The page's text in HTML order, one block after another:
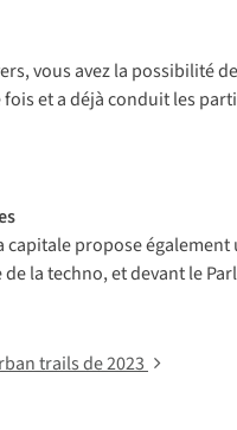
vous avez la possibilité
et a déjà conduit les
propose
la techno, et devant le
trails de 2023